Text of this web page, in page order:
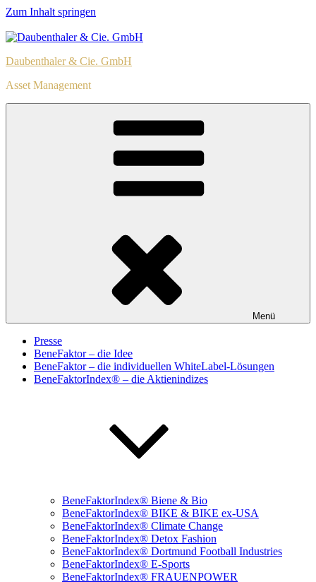
Zum Inhalt springen
Daubenthaler & Cie. GmbH
Asset Management
Menü
Presse
BeneFaktor – die Idee
BeneFaktor – die individuellen WhiteLabel-Lösungen
BeneFaktorIndex® – die Aktienindizes
BeneFaktorIndex® Biene & Bio
BeneFaktorIndex® BIKE & BIKE ex-USA
BeneFaktorIndex® Climate Change
BeneFaktorIndex® Detox Fashion
BeneFaktorIndex® Dortmund Football Industries
BeneFaktorIndex® E-Sports
BeneFaktorIndex® FRAUENPOWER